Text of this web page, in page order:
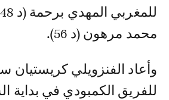
محمد مرهون (د 56).
وأعاد الفنزويلي كريستيان
للفريق الكمبودي في بداية